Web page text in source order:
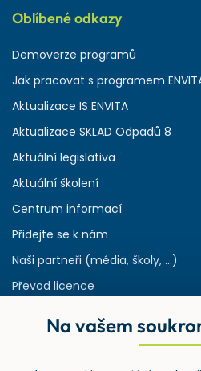
Oblíbené odkazy
Demoverze programů
Jak pracovat s programem
Aktualizace IS ENVITA
Aktualizace SKLAD Odpadů 8
Aktuální legislativa
Aktuální školení
Centrum informací
Přidejte se k nám
Naši partneři (média, školy, ...)
Převod licence
Rejstřík používaných zkratek v
Na vašem